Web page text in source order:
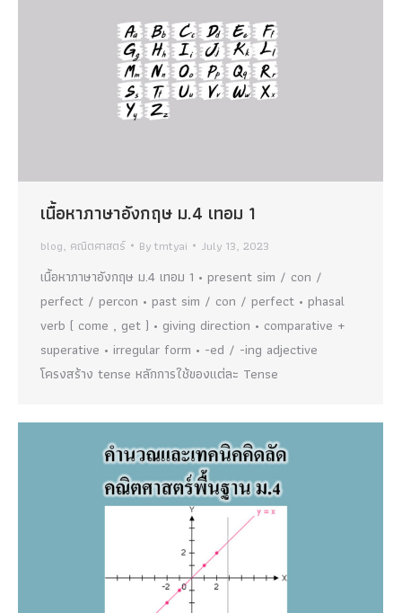
เนื้อหาภาษาอังกฤษ ม.4 เทอม 1
blog, คณิตศาสตร์ Bytmtyai July 13, 2023
เนื้อหาภาษาอังกฤษ ม.4 เทอม 1 • present sim / con /
perfect / percon • past sim / con / perfect • phasal
verb ( come , get ) • giving direction • comparative +
superative • irregular form • -ed / -ing adjective
โครงสร้าง tense หลักการใช้ของแต่ละ Tense